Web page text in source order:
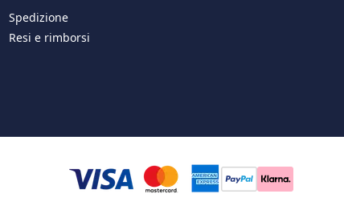
Spedizione
Resi e rimborsi